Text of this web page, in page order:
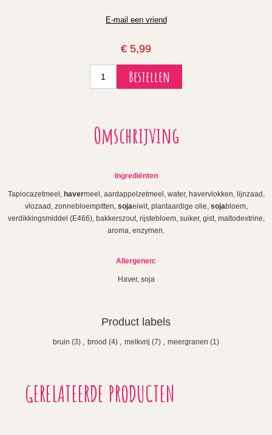
€ 5,99
Omschrijving
Ingrediënten
Tapiocazetmeel, havermeel, aardappelzetmeel, water, havervlokken, lijnzaad,
vlozaad, zonnebloempitten, sojaeiwit, plantaardige olie, sojabloem,
verdikkingsmiddel (E466), bakkerszout, rijstebloem, suiker, gist, maltodextrine,
aroma, enzymen.
Allergenen:
Haver, soja
Product labels
bruin (3) , brood (4) , melkvrij (7) , meergranen (1)
GERELATEERDE PRODUCTEN